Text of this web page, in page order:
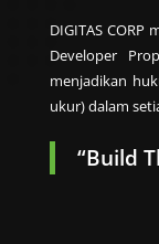
DIGITAS
Developer
menjadikan
ukur) dalam
“Build